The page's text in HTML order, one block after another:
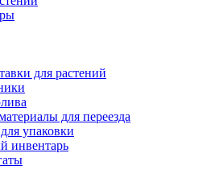
для растений
для переезда
упаковки
инвентарь